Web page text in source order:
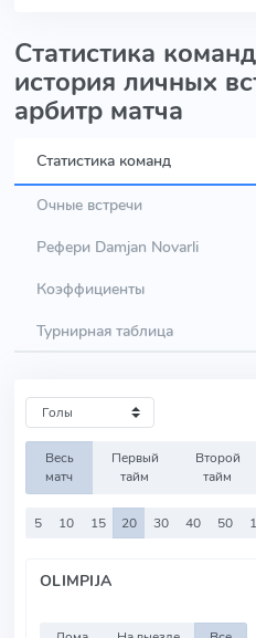
Статистика
история личных
арбитр матча
Статистика команд
Очные встречи
Рефери Damjan Novarli
Коэффициенты
Турнирная таблица
Весь
матч
Первый
тайм
Второй
тайм
5 10 15 20 30 40 50
OLIMPIJA